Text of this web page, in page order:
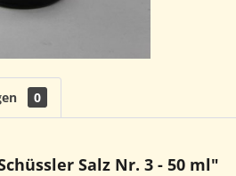
0
Salz Nr. 3 - 50 ml"